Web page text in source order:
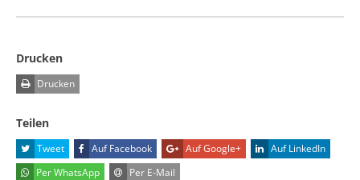
Drucken
Drucken
Teilen
Tweet Auf Facebook Auf Google+
Auf LinkedIn
Per WhatsApp
Per E-Mail